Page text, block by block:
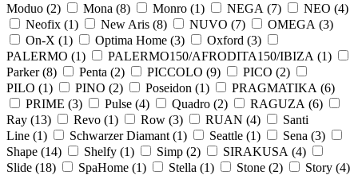
Moduo (2) Mona (8) Monro (1) NEGA (7) NEO (4)
Neofix (1) New Aris (8) NUVO (7) OMEGA (3)
On-X (1) Optima Home (3) Oxford (3)
PALERMO (1) PALERMO150/AFRODITA150/IBIZA (1)
Parker (8) Penta (2) PICCOLO (9) PICO (2)
PILO (1) PINO (2) Poseidon (1) PRAGMATIKA (6)
PRIME (3) Pulse (4) Quadro (2) RAGUZA (6)
Ray (13) Revo (1) Row (3) RUAN (4)
Santi
Line (1) Schwarzer Diamant (1) Seattle (1) Sena (3)
Shape (14) Shelfy (1) Simp (2) SIRAKUSA (4)
Slide (18) SpaHome (1) Stella (1) Stone (2) Story (4)